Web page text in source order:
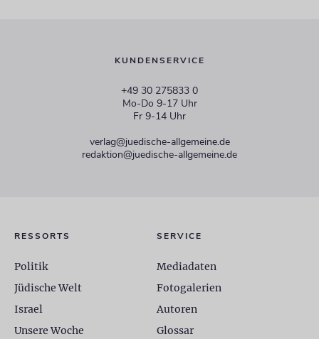
KUNDENSERVICE
+49 30 275833 0
Mo-Do 9-17 Uhr
Fr 9-14 Uhr
verlag@juedische-allgemeine.de
redaktion@juedische-allgemeine.de
RESSORTS
Politik
Jüdische Welt
Israel
Unsere Woche
SERVICE
Mediadaten
Fotogalerien
Autoren
Glossar